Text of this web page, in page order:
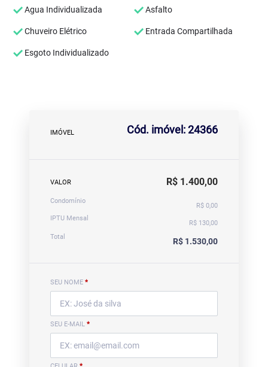
Agua Individualizada Asfalto
Chuveiro Elétrico Entrada Compartilhada
Esgoto Individualizado
IMÓVEL Cód. imóvel: 24366
VALOR R$ 1.400,00
Condomínio
R$ 0,00
IPTU Mensal
R$ 130,00
Total
R$ 1.530,00
SEU NOME *
SEU E-MAIL *